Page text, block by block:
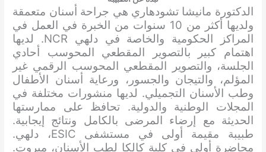
الدكتورة مانيشا تشودهاري هي جراحة أسنان متعمقة
ولديها أكثر من 10 سنوات من الخبرة في العمل في
المراكز الحكومية والخاصة في دلهي NCR. لديها
اهتمام كبير بالتصوير المقطعي المحوسب أحادي
الجلسة، والتصوير المقطعي المحوسب الرقمي غير
المؤلم، والتيجان والجسور، ورعاية أسنان الأطفال
وطب الأسنان التجميلي. لديها منشورات مختلفة في
المجلات الوطنية والدولية. تحافظ على ممارستها
الحديثة مع إرضاء المرضى بالكامل ونتائج إيجابية.
طبيبة مقيمة أولى في مستشفى ESIC، دلهي.
محاضرة أولى في كلية كالكا لطب الأسنان، ميروت.